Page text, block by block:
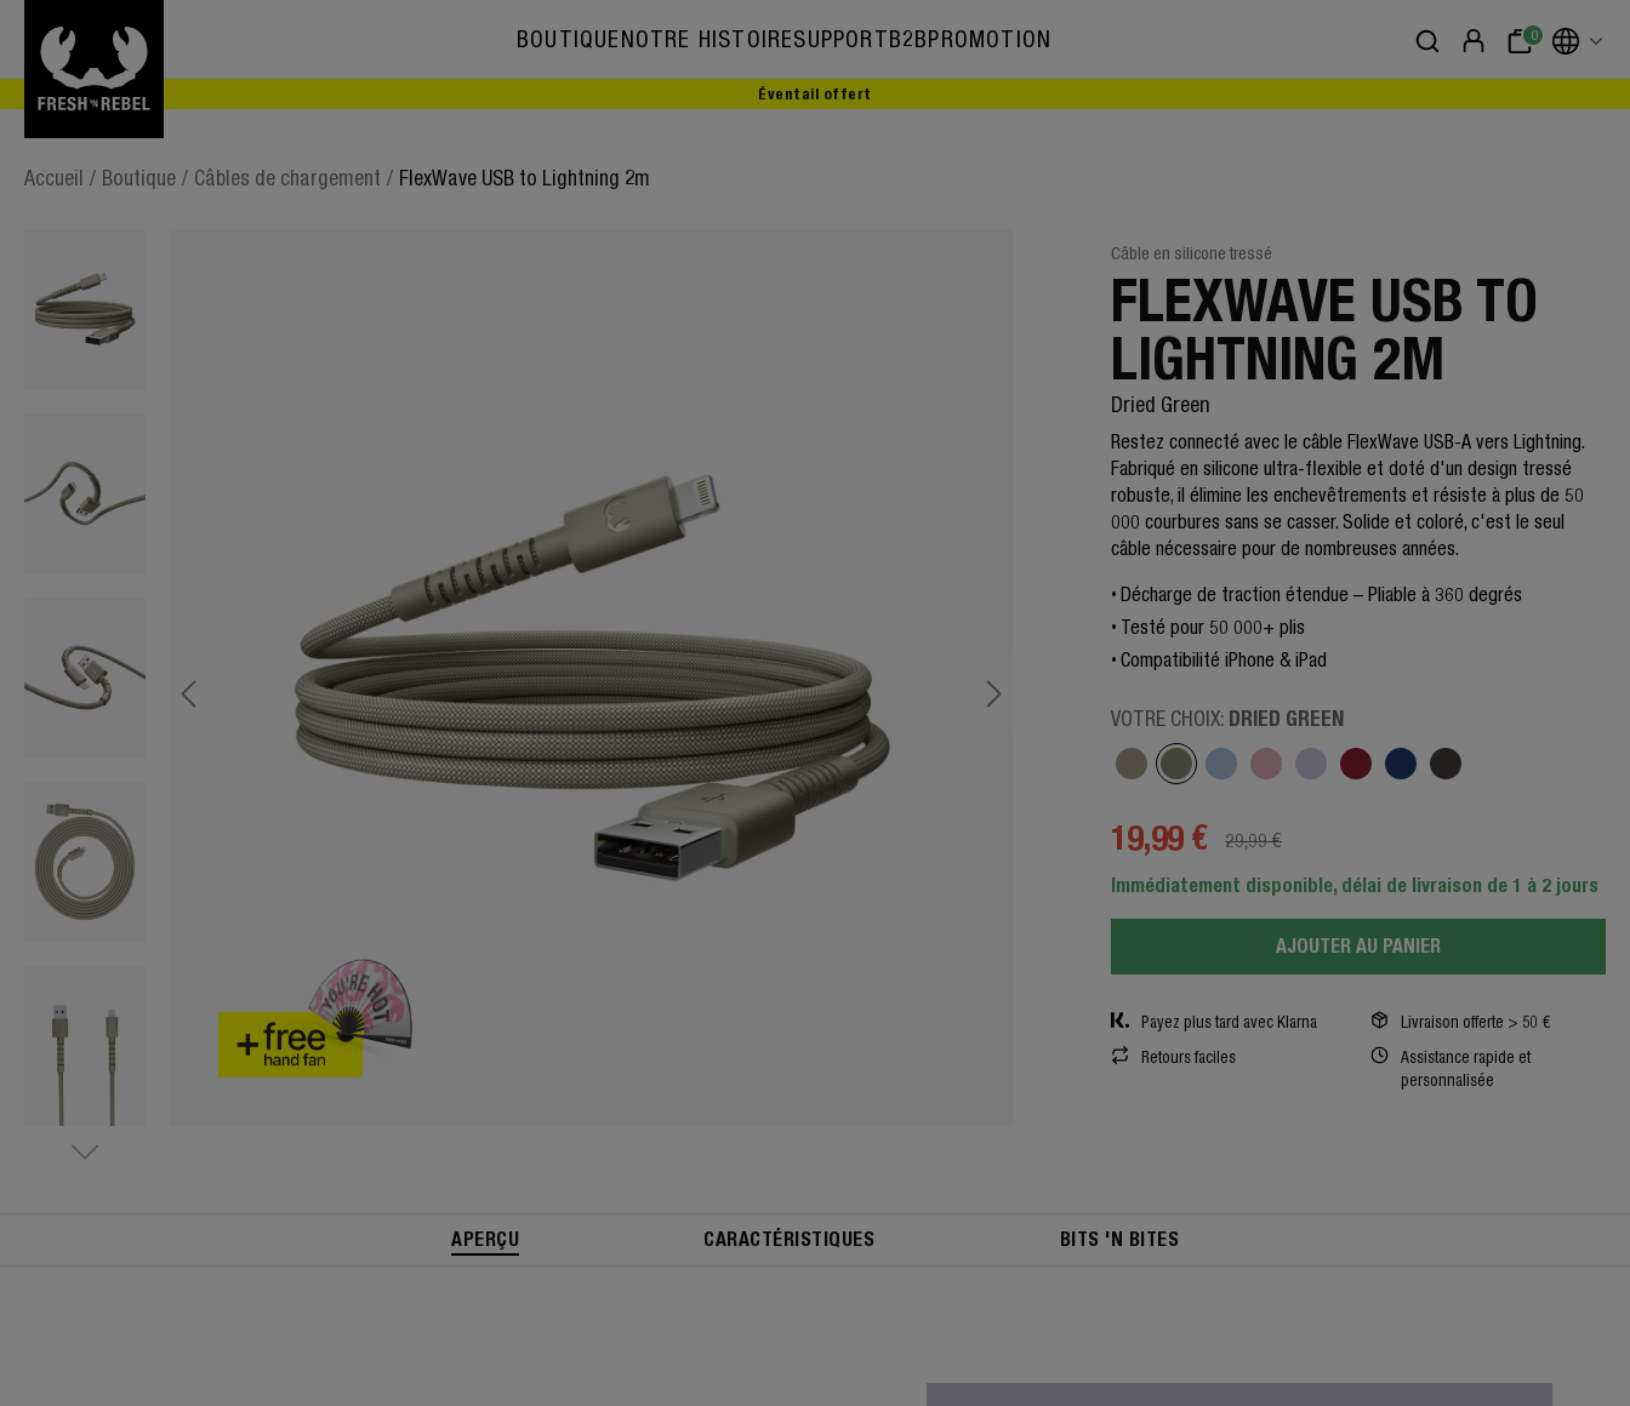
0
BOUTIQUENOTRE HISTOIRESUPPORTB2BPROMOTION
Éventail offert
Accueil / Boutique / Câbles de chargement / FlexWave USB to Lightning 2m
Câble en silicone tressé
FLEXWAVE USB TO
LIGHTNING 2M
Dried Green
Restez connecté avec le câble FlexWave USB-A vers Lightning.
Fabriqué en silicone ultra-flexible et doté d'un design tressé
robuste, il élimine les enchevêtrements et résiste à plus de 50
000 courbures sans se casser. Solide et coloré, c'est le seul
câble nécessaire pour de nombreuses années.
Décharge de traction étendue – Pliable à 360 degrés
Testé pour 50 000+ plis
Compatibilité iPhone & iPad
VOTRE CHOIX: DRIED GREEN
19,99 € 29,99 €
Immédiatement disponible, délai de livraison de 1 à 2 jours
AJOUTER AU PANIER
Payez plus tard avec Klarna
Livraison offerte > 50 €
Retours faciles
Assistance rapide et
personnalisée
APERÇU CARACTÉRISTIQUES BITS 'N BITES